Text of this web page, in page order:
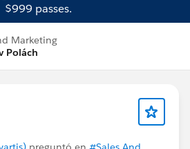
$999 passes.
Marketing
Polách